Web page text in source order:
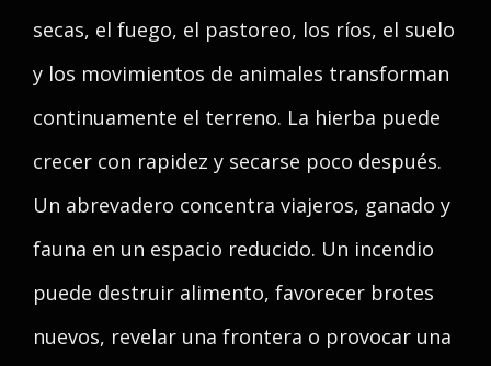
secas, el fuego, el pastoreo, los ríos, el suelo
y los movimientos de animales transforman
continuamente el terreno. La hierba puede
crecer con rapidez y secarse poco después.
Un abrevadero concentra viajeros, ganado y
fauna en un espacio reducido. Un incendio
puede destruir alimento, favorecer brotes
nuevos, revelar una frontera o provocar una